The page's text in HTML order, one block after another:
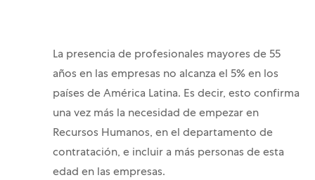
La presencia de profesionales mayores de 55
años en las empresas no alcanza el 5% en los
países de América Latina. Es decir, esto confirma
una vez más la necesidad de empezar en
Recursos Humanos, en el departamento de
contratación, e incluir a más personas de esta
edad en las empresas.